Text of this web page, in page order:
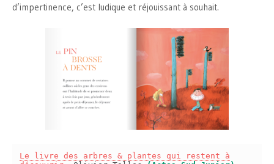
d’impertinence, c’est ludique et réjouissant à souhait.
Le livre des arbres & plantes qui restent à